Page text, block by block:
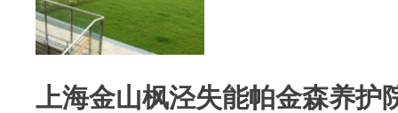
上海金山枫泾失能帕金森养护